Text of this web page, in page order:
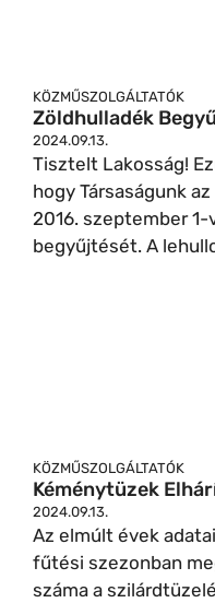
KÖZMŰSZOLGÁLTATÓK
Zöldhulladék
2024.09.13.
Tisztelt Lakosság!
hogy Társaságunk
2016. szeptember
begyűjtését. A
KÖZMŰSZOLGÁLTATÓK
Kéménytüzek
2024.09.13.
Az elmúlt évek
fűtési szezonban
száma a